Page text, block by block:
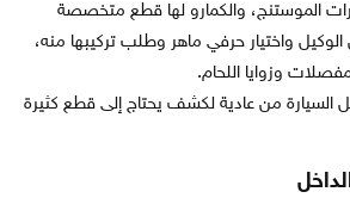
الموستنج، والكمارو لها قطع متخصصة
واختيار حرفي ماهر وطلب تركيبها منه،
وزوايا اللحام.
السيارة من عادية لكشف يحتاج إلى قطع كثيرة